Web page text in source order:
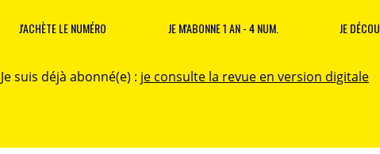
J'ACHÈTE LE NUMÉRO JE M'ABONNE 1 AN - 4 NUM. JE
Je suis déjà abonné(e) : je consulte la revue en version digitale